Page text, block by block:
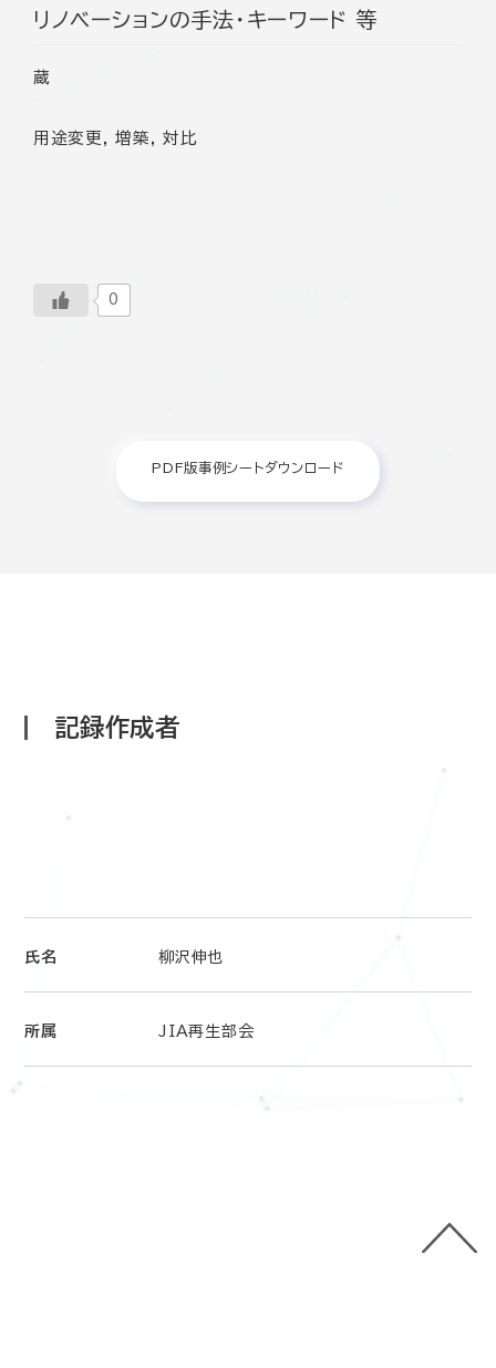
リノベーションの手法・キーワード 等
蔵
用途変更, 増築, 対比
0
PDF版事例シートダウンロード
記録作成者
氏名 柳沢伸也
所属 JIA再生部会